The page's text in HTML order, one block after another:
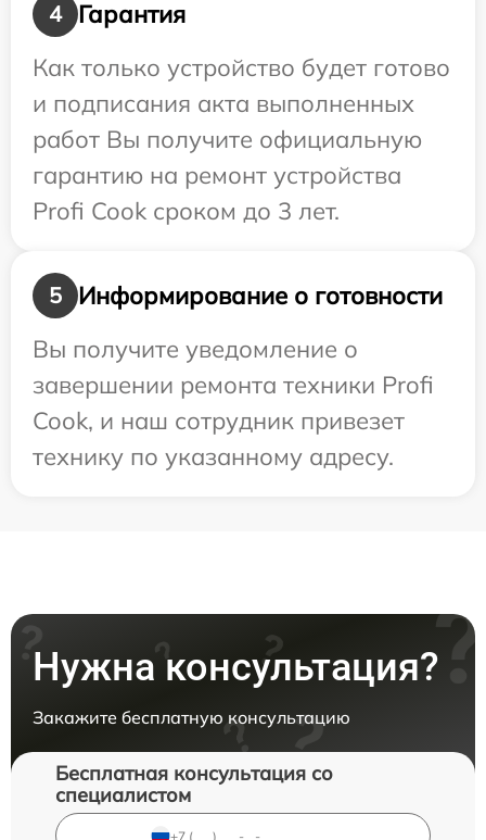
4
Гарантия
Как только устройство будет готово
и подписания акта выполненных
работ Вы получите официальную
гарантию на ремонт устройства
Profi Cook сроком до 3 лет.
5
Информирование о готовности
Вы получите уведомление о
завершении ремонта техники Profi
Cook, и наш сотрудник привезет
технику по указанному адресу.
Нужна консультация?
Закажите бесплатную консультацию
Бесплатная консультация со
специалистом